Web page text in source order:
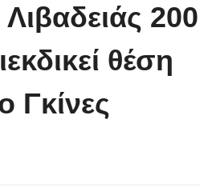
συγκίνησε το
μικρό κορίτσι
200
θέση
Γκίνες